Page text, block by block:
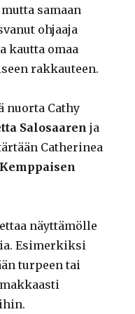
samaan
ohjaaja
kautta omaa
rakkauteen.
nuorta Cathy
Salosaaren ja
Catherinea
näyttämölle
Esimerkiksi
turpeen tai